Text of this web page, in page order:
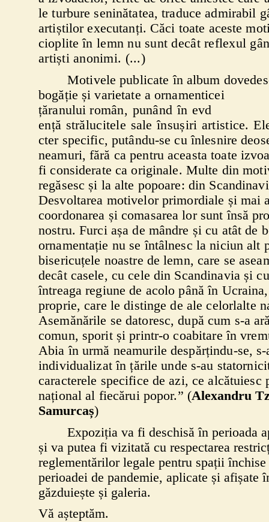
le turbure seninătatea, traduce admirabil
artiștilor executanți. Căci toate aceste
ciopliteîn lemn nu sunt decât reflexul
artiști anonimi. (...)
Motivele publicate în album
bogăție și varietate a ornamenticei
țăranuluiromân, punând în evd
ență strălucitele sale însușiri artistice.
cter specific, putându-se cu înlesnire
neamuri, fără ca pentru aceasta toate
fi considerate ca originale. Multe din
regăsesc și la alte popoare: din
Desvoltarea motivelor primordiale și mai
coordonarea și comasarea lor sunt însă
nostru. Furci așa de mândre și cu atât de
ornamentație nu se întâlnesc la niciun alt
bisericuțele noastre de lemn, care se
decât casele, cu cele din Scandinavia și
întreaga regiune de acolo până în
proprie, care le distinge de ale celorlalte
Asemănările se datoresc, după cum s-a
comun, sporit și printr-o coabitare în
Abia în urmă neamurile despărțindu-se, s-
individualizat în țările unde s-au
caracterele specifice de azi, ce alcătuiesc
național al fiecărui popor.” (Alexandru
Samurcaș)
Expoziția va fi deschisă în perioada
și va putea fi vizitată cu respectarea
reglementărilor legale pentru spații
perioadei de pandemie, aplicate și afișate
găzduiește și galeria.
Vă așteptăm.